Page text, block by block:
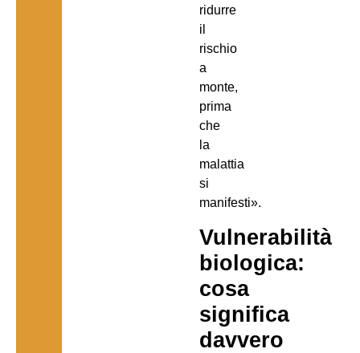
ridurre
il
rischio
a
monte,
prima
che
la
malattia
si
manifesti».
Vulnerabilità
biologica:
cosa
significa
davvero